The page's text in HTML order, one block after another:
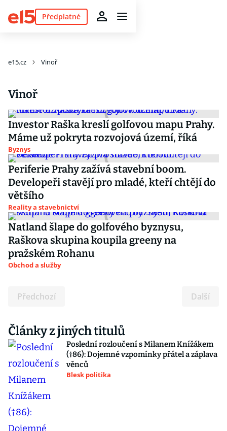
Předplatné
e15.cz Vinoř
Vinoř
Investor Raška kreslí golfovou mapu Prahy.
Máme už pokryta rozvojová území, říká
Byznys
Periferie Prahy zažívá stavební boom.
Developeři stavějí pro mladé, kteří chtějí do
většího
Reality a stavebnictví
Natland šlape do golfového byznysu,
Raškova skupina koupila greeny na
pražském Rohanu
Obchod a služby
Předchozí Další
Články z jiných titulů
Poslední rozloučení s Milanem Knížákem
(†86): Dojemné vzpomínky přátel a záplava
věnců
Blesk politika